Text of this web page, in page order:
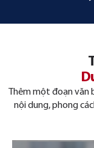
Thêm một đoạn văn
nội dung, phong